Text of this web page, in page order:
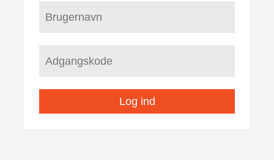
Log ind